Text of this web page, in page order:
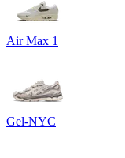
Air Max 1
Gel-NYC